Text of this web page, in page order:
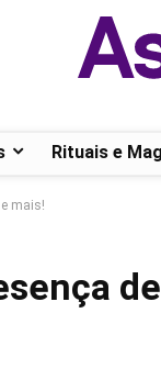
Rituais e
mais!